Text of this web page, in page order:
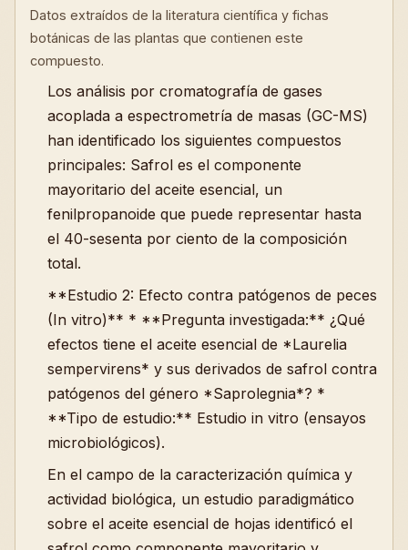
Datos extraídos de la literatura científica y fichas
botánicas de las plantas que contienen este
compuesto.
Los análisis por cromatografía de gases
acoplada a espectrometría de masas (GC-MS)
han identificado los siguientes compuestos
principales: Safrol es el componente
mayoritario del aceite esencial, un
fenilpropanoide que puede representar hasta
el 40-sesenta por ciento de la composición
total.
**Estudio 2: Efecto contra patógenos de peces
(In vitro)** * **Pregunta investigada:** ¿Qué
efectos tiene el aceite esencial de *Laurelia
sempervirens* y sus derivados de safrol contra
patógenos del género *Saprolegnia*? *
**Tipo de estudio:** Estudio in vitro (ensayos
microbiológicos).
En el campo de la caracterización química y
actividad biológica, un estudio paradigmático
sobre el aceite esencial de hojas identificó el